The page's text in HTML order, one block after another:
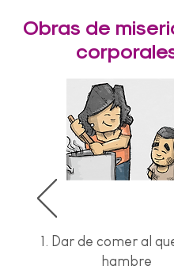
Obras de
1. Dar de comer al
hambre